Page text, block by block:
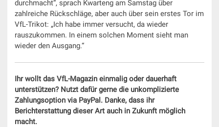
durchmacht“, sprach Kwarteng am Samstag über
zahlreiche Rückschläge, aber auch über sein erstes Tor im
VfL-Trikot: „Ich habe immer versucht, da wieder
rauszukommen. In einem solchen Moment sieht man
wieder den Ausgang.“
Ihr wollt das VfL-Magazin einmalig oder dauerhaft
unterstützen? Nutzt dafür gerne die unkomplizierte
Zahlungsoption via PayPal. Danke, dass ihr
Berichterstattung dieser Art auch in Zukunft möglich
macht.